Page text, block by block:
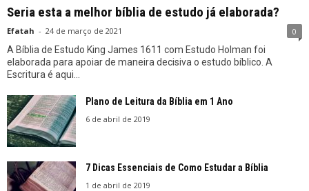
Seria esta a melhor bíblia de estudo já elaborada?
Efatah - 24 de março de 2021 0
A Bíblia de Estudo King James 1611 com Estudo Holman foi
elaborada para apoiar de maneira decisiva o estudo bíblico. A
Escritura é aqui...
Plano de Leitura da Bíblia em 1 Ano
6 de abril de 2019
7 Dicas Essenciais de Como Estudar a Bíblia
1 de abril de 2019